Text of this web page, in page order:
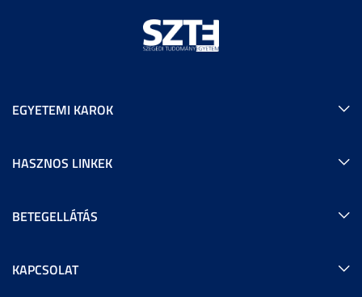
EGYETEMI KAROK
HASZNOS LINKEK
BETEGELLÁTÁS
KAPCSOLAT